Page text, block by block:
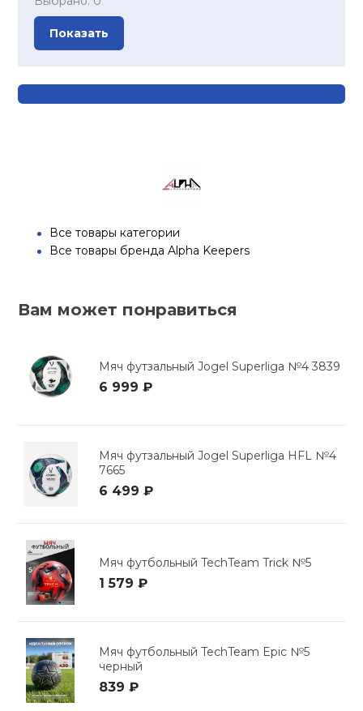
Показать
Все товары категории
Все товары бренда Alpha Keepers
Вам может понравиться
Мяч футзальный Jogel Superliga №4 3839
6 999 ₽
Мяч футзальный Jogel Superliga HFL №4
7665
6 499 ₽
Мяч футбольный TechTeam Trick №5
1 579 ₽
Мяч футбольный TechTeam Epic №5
черный
839 ₽